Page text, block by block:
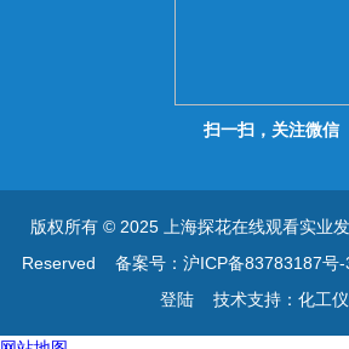
扫一扫，关注微信
版权所有 © 2025 上海探花在线观看实业
Reserved备案号：沪ICP备83783187号-
登陆技术支持： 化工